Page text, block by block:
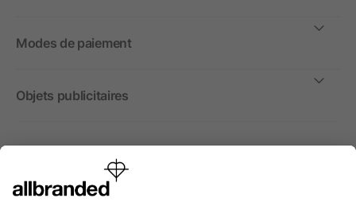
Modes de paiement
Objets publicitaires
International